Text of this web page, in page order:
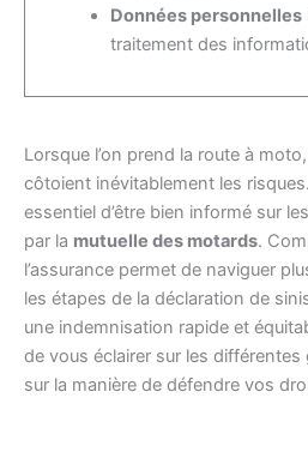
Données personnelles
traitement des
Lorsque l’on prend la route à
côtoient inévitablement les
essentiel d’être bien informé sur les
par la mutuelle des motards.
l’assurance permet de naviguer
les étapes de la déclaration de
une indemnisation rapide et
de vous éclairer sur les
sur la manière de défendre vos